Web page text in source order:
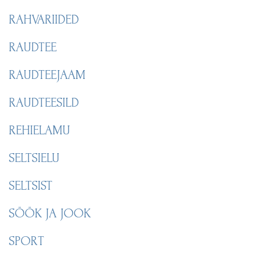
RAHVARIIDED
RAUDTEE
RAUDTEEJAAM
RAUDTEESILD
REHIELAMU
SELTSIELU
SELTSIST
SÖÖK JA JOOK
SPORT